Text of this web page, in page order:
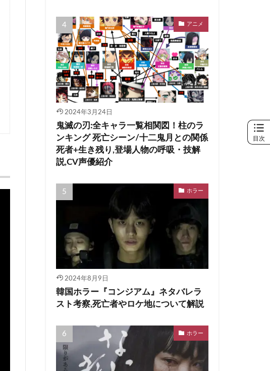
アニメ
2024年3月24日
鬼滅の刃:全キャラ一覧相関図！柱のラ
ンキング 死亡シーン/十二鬼月との関係
死者+生き残り,登場人物の呼吸・技解
説,CV声優紹介
ホラー
2024年8月9日
韓国ホラー『コンジアム』ネタバレラ
スト考察,死亡者やロケ地について解説
ホラー
目次